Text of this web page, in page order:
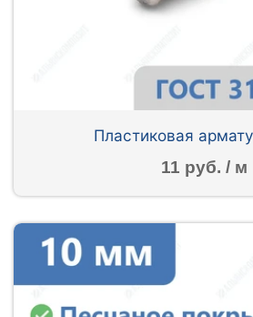
Пластиковая
11 руб. / м